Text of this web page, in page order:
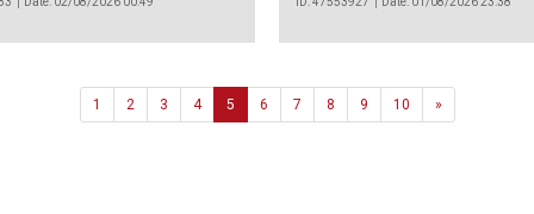
1 2 3 4 5 6 7 8 9 10 »Next